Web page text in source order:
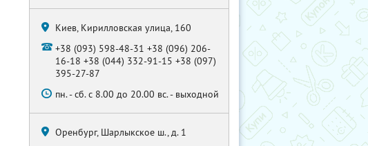
Киев, Кирилловская улица, 160
+38 (093) 598-48-31 +38 (096) 206-
16-18 +38 (044) 332-91-15 +38 (097)
395-27-87
пн. - сб. с 8.00 до 20.00 вс. - выходной
Оренбург, Шарлыкское ш., д. 1